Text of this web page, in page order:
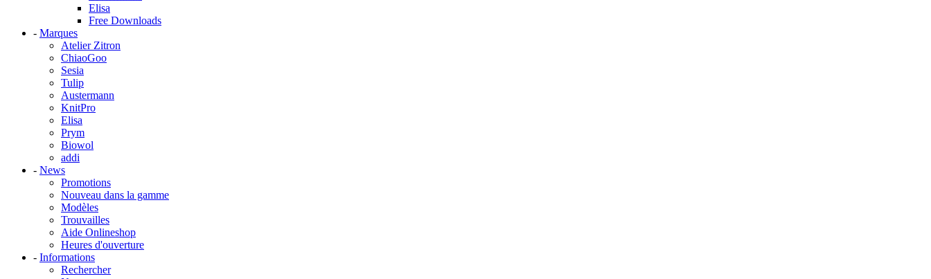
Elisa
Free Downloads
- Marques
Atelier Zitron
ChiaoGoo
Sesia
Tulip
Austermann
KnitPro
Elisa
Prym
Biowol
addi
- News
Promotions
Nouveau dans la gamme
Modèles
Trouvailles
Aide Onlineshop
Heures d'ouverture
- Informations
Rechercher